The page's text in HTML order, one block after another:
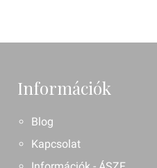
Információk
Blog
Kapcsolat